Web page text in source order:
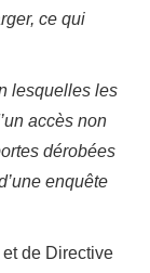
ce qui
lesquelles les
accès non
dérobées
enquête
de Directive